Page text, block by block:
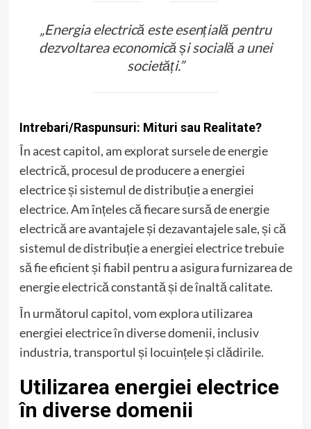
„Energia electrică este esențială pentru
dezvoltarea economică și socială a unei
societăți.”
Intrebari/Raspunsuri: Mituri sau Realitate?
În acest capitol, am explorat sursele de energie
electrică, procesul de producere a energiei
electrice și sistemul de distribuție a energiei
electrice. Am înțeles că fiecare sursă de energie
electrică are avantajele și dezavantajele sale, și că
sistemul de distribuție a energiei electrice trebuie
să fie eficient și fiabil pentru a asigura furnizarea de
energie electrică constantă și de înaltă calitate.
În următorul capitol, vom explora utilizarea
energiei electrice în diverse domenii, inclusiv
industria, transportul și locuințele și clădirile.
Utilizarea energiei electrice
în diverse domenii